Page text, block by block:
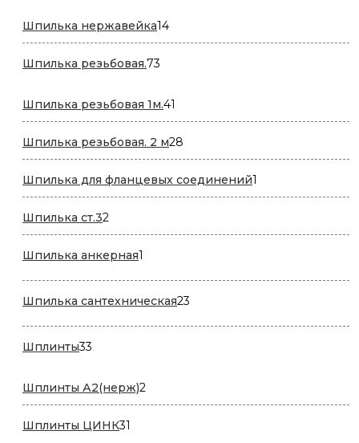
Шпилька нержавейка1414
товаров
Шпилька резьбовая.73
Шпилька резьбовая 1м.41
товар
Шпилька резьбовая. 2 м28
товаров
Шпилька для фланцевых соединений1
товар
Шпилька ст.32
товара
Шпилька анкерная1
Шпилька сантехническая23
Шплинты33
Шплинты А2(нерж)2
товара
Шплинты ЦИНК31